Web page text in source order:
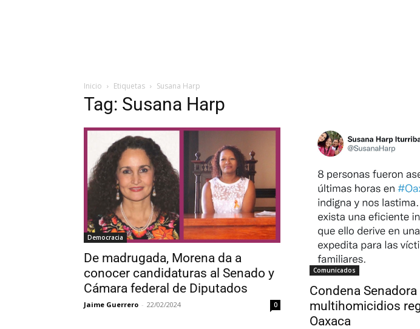
Inicio Etiquetas Susana Harp
Tag: Susana Harp
Democracia
De madrugada, Morena da a
conocer candidaturas al Senado y
Cámara federal de Diputados
Jaime Guerrero - 22/02/2024 0
Comunicados
Condena
multihomicidios
Oaxaca